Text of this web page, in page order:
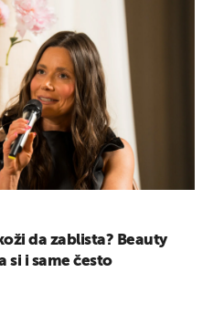
da zablista? Beauty
si i same često